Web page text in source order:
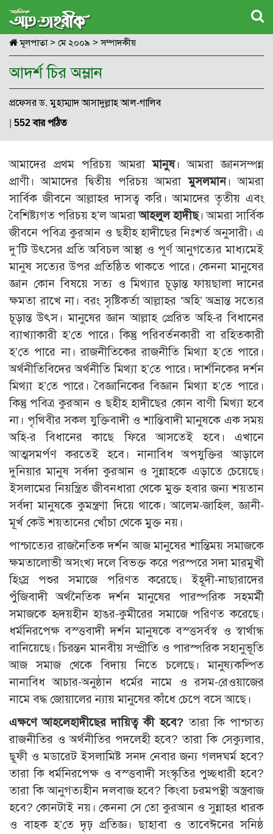
মূলপাতা> মে ২০০৯ > সম্পাদকীয়
আদর্শ চির অম্লান
প্রফেসর ড. মুহাম্মাদ আসাদুল্লাহ আল-গালিব
| 552 বার পঠিত
আমাদের প্রথম পরিচয় আমরামানুষ। আমরা জ্ঞানসম্পন্ন
প্রাণী। আমাদের দ্বিতীয় পরিচয় আমরামুসলমান। আমরা
সার্বিক জীবনে আল্লাহর দাসত্ব করি। আমাদের তৃতীয় এবং
বৈশিষ্ট্যগত পরিচয় হ’ল আমরাআহলুল হাদীছ। আমরা সার্বিক
জীবনে পবিত্র কুরআন ও ছহীহ হাদীছের নিঃশর্ত অনুসারী। এ
দু’টি উৎসের প্রতি অবিচল আস্থা ও পূর্ণ আনুগত্যের মাধ্যমেই
মানুষ সত্যের উপর প্রতিষ্ঠিত থাকতে পারে। কেননা মানুষের
জ্ঞান কোন বিষয়ে সত্য ও মিথ্যার চূড়ান্ত ফায়ছালা দানের
ক্ষমতা রাখে না। বরং সৃষ্টিকর্তা আল্লাহর ‘অহি’ অভ্রান্ত সত্যের
চূড়ান্ত উৎস। মানুষের জ্ঞান আল্লাহ প্রেরিত অহি-র বিধানের
ব্যাখ্যাকারী হ’তে পারে। কিন্তু পরিবর্তনকারী বা রহিতকারী
হ’তে পারে না। রাজনীতিকের রাজনীতি মিথ্যা হ’তে পারে।
অর্থনীতিবিদের অর্থনীতি মিথ্যা হ’তে পারে। দার্শনিকের দর্শন
মিথ্যা হ’তে পারে। বৈজ্ঞানিকের বিজ্ঞান মিথ্যা হ’তে পারে।
কিন্তু পবিত্র কুরআন ও ছহীহ হাদীছের কোন বাণী মিথ্যা হবে
না। পৃথিবীর সকল যুক্তিবাদী ও শান্তিবাদী মানুষকে এক সময়
অহি-র বিধানের কাছে ফিরে আসতেই হবে। এখানে
আত্মসমর্পণ করতেই হবে। নানাবিধ অপযুক্তির আড়ালে
দুনিয়ার মানুষ সর্বদা কুরআন ও সুন্নাহকে এড়াতে চেয়েছে।
ইসলামের নিয়ন্ত্রিত জীবনধারা থেকে মুক্ত হবার জন্য শয়তান
সর্বদা মানুষকে কুমন্ত্রণা দিয়ে থাকে। আলেম-জাহিল, জ্ঞানী-
মূর্খ কেউ শয়তানের খোঁচা থেকে মুক্ত নয়।
পাশ্চাত্যের রাজনৈতিক দর্শন আজ মানুষের শান্তিময় সমাজকে
ক্ষমতালোভী অসংখ্য দলে বিভক্ত করে পরস্পরে সদা মারমুখী
হিংস্র পশুর সমাজে পরিণত করেছে। ইহূদী-নাছারাদের
পুঁজিবাদী অর্থনৈতিক দর্শন মানুষের পারস্পরিক সহমর্মী
সমাজকে হৃদয়হীন হাঙর-কুমীরের সমাজে পরিণত করেছে।
ধর্মনিরপেক্ষ বস্ত্তবাদী দর্শন মানুষকে বস্ত্তসর্বস্ব ও স্বার্থান্ধ
বানিয়েছে। চিরন্তন মানবীয় সম্প্রীতি ও পারস্পরিক সহানুভূতি
আজ সমাজ থেকে বিদায় নিতে চলেছে। মানুষ্যকল্পিত
নানাবিধ আচার-অনুষ্ঠান ধর্মের নামে ও রসম-রেওয়াজের
নামে বদ্ধ জোয়ালের ন্যায় মানুষের কাঁধে চেপে বসে আছে।
এক্ষণে আহলেহাদীছের দায়িত্ব কী হবে? তারা কি পাশ্চাত্য
রাজনীতির ও অর্থনীতির পদলেহী হবে? তারা কি সেক্যুলার,
ছূফী ও মডারেট ইসলামিষ্ট সনদ নেবার জন্য গলদঘর্ম হবে?
তারা কি ধর্মনিরপেক্ষ ও বস্ত্তবাদী সংস্কৃতির পুচ্ছধারী হবে?
তারা কি আনুগত্যহীন দলবাজ হবে? কিংবা চরমপন্থী অস্ত্রবাজ
হবে? কোনটাই নয়। কেননা সে তো কুরআন ও সুন্নাহর ধারক
ও বাহক হ’তে দৃঢ় প্রতিজ্ঞ। ছাহাবা ও তাবেঈনের সনিষ্ঠ